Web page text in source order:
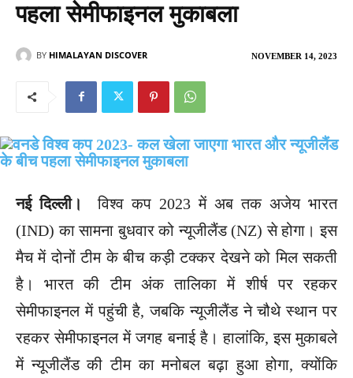
पहला सेमीफाइनल मुकाबला
NOVEMBER 14, 2023
BY HIMALAYAN DISCOVER
नई दिल्ली।
विश्व कप 2023 में अब तक अजेय भारत
(IND) का सामना बुधवार को न्यूजीलैंड (NZ) से होगा। इस
मैच में दोनों टीम के बीच कड़ी टक्कर देखने को मिल सकती
है। भारत की टीम अंक तालिका में शीर्ष पर रहकर
सेमीफाइनल में पहुंची है, जबकि न्यूजीलैंड ने चौथे स्थान पर
रहकर सेमीफाइनल में जगह बनाई है। हालांकि, इस मुकाबले
में न्यूजीलैंड की टीम का मनोबल बढ़ा हुआ होगा, क्योंकि